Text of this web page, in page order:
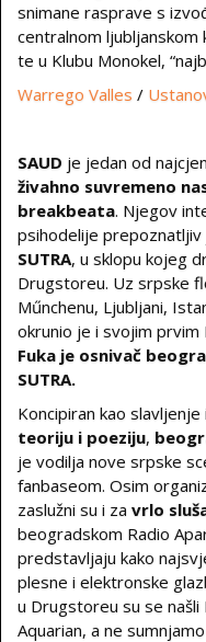
snimane rasprave s
centralnom ljubljanskom
te u Klubu Monokel,
Warrego Valles /
SAUD je jedan od
živahno suvremeno
breakbeata. Njegov
psihodelije prepoznatljiv
SUTRA, u sklopu kojeg
Drugstoreu. Uz srpske
Műnchenu, Ljubljani,
okrunio je i svojim
Fuka je osnivač
SUTRA.
Koncipiran kao
teoriju i poeziju,
je vodilja nove srpske
fanbaseom. Osim
zaslužni su i za vrlo
beogradskom Radio
predstavljaju kako
plesne i elektronske
u Drugstoreu su se
Aquarian, a ne